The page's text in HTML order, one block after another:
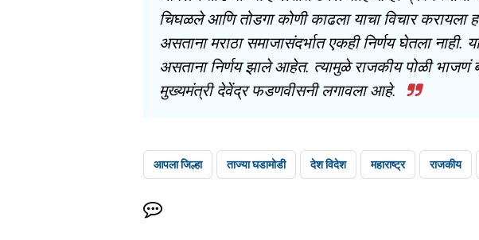
चिघळले आणि तोडगा कोणी काढला याचा विचार करायला
असताना मराठा समाजासंदर्भात एकही निर्णय घेतला
असताना निर्णय झाले आहेत. त्यामुळे राजकीय पोळी भाजणं
मुख्यमंत्री देवेंद्र फडणवीसनी लगावला आहे.
आपला जिल्हा ताज्या घडामोडी देश विदेश महाराष्ट्र राजकीय